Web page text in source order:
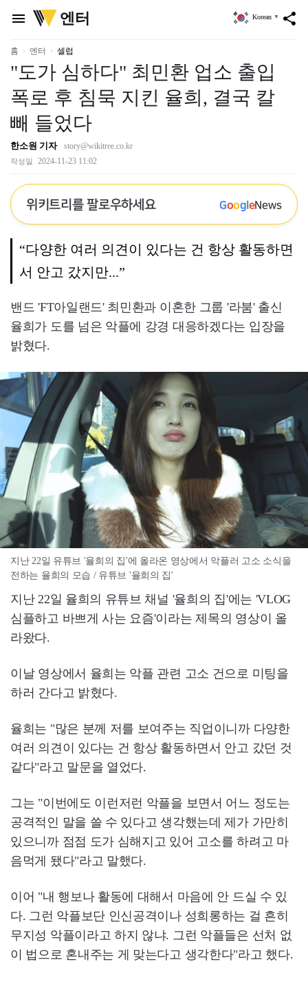
menu
위
키
리
엔터 share
Korean ▼
홈 엔터 셀럽
"도가 심하다" 최민환 업소 출입
폭로 후 침묵 지킨 율희, 결국 칼
빼 들었다
한소원 기자 story@wikitree.co.kr
작성일 2024-11-23 11:02
위키트리를 팔로우하세요 GoogleNews
“다양한 여러 의견이 있다는 건 항상 활동하면
서 안고 갔지만...”
밴드 'FT아일랜드' 최민환과 이혼한 그룹 '라붐' 출신
율희가 도를 넘은 악플에 강경 대응하겠다는 입장을
밝혔다.
지난 22일 유튜브 '율희의 집'에 올라온 영상에서 악플러 고소 소식을
전하는 율희의 모습 / 유튜브 '율희의 집'
지난 22일 율희의 유튜브 채널 '율희의 집'에는 'VLOG
심플하고 바쁘게 사는 요즘'이라는 제목의 영상이 올
라왔다.
이날 영상에서 율희는 악플 관련 고소 건으로 미팅을
하러 간다고 밝혔다.
율희는 "많은 분께 저를 보여주는 직업이니까 다양한
여러 의견이 있다는 건 항상 활동하면서 안고 갔던 것
같다"라고 말문을 열었다.
그는 "이번에도 이런저런 악플을 보면서 어느 정도는
공격적인 말을 쓸 수 있다고 생각했는데 제가 가만히
있으니까 점점 도가 심해지고 있어 고소를 하려고 마
음먹게 됐다"라고 말했다.
이어 "내 행보나 활동에 대해서 마음에 안 드실 수 있
다. 그런 악플보단 인신공격이나 성희롱하는 걸 흔히
무지성 악플이라고 하지 않냐. 그런 악플들은 선처 없
이 법으로 혼내주는 게 맞는다고 생각한다"라고 했다.